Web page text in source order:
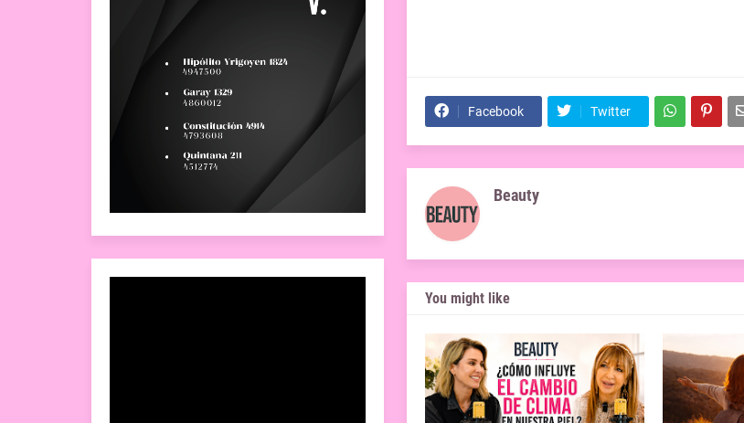
Facebook Twitter
Beauty
You might like